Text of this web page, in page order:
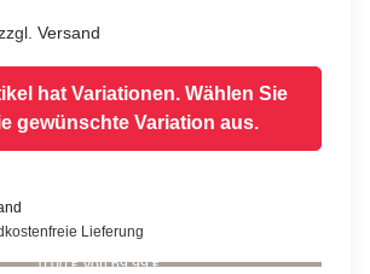
Versand
hat Variationen. Wählen Sie
gewünschte Variation aus.
Lieferung
0,00 € von 69,99 €